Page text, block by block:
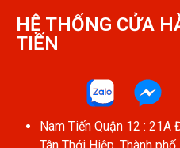
HỆ THỐNG CỬA
TIẾN​
Nam Tiến Quận 12 : 21A